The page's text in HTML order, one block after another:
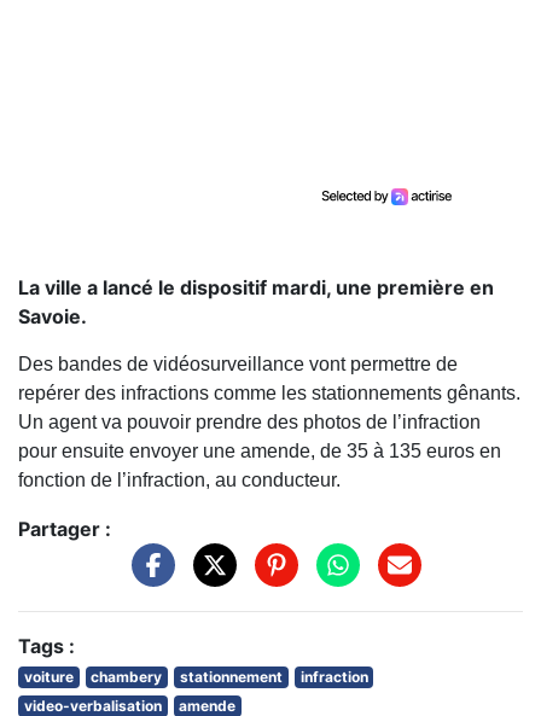
La ville a lancé le dispositif mardi, une première en
Savoie.
Des bandes de vidéosurveillance vont permettre de
repérer des infractions comme les stationnements gênants.
Un agent va pouvoir prendre des photos de l’infraction
pour ensuite envoyer une amende, de 35 à 135 euros en
fonction de l’infraction, au conducteur.
Partager :
Tags :
voiture chambery stationnement
infraction
video-verbalisation
amende